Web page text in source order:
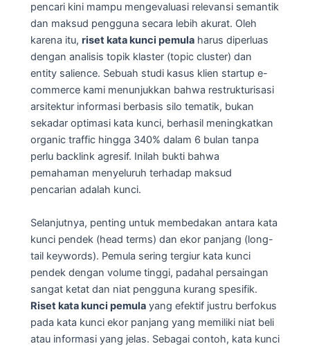
pencari kini mampu mengevaluasi relevansi semantik
dan maksud pengguna secara lebih akurat. Oleh
karena itu, riset kata kunci pemula harus diperluas
dengan analisis topik klaster (topic cluster) dan
entity salience. Sebuah studi kasus klien startup e-
commerce kami menunjukkan bahwa restrukturisasi
arsitektur informasi berbasis silo tematik, bukan
sekadar optimasi kata kunci, berhasil meningkatkan
organic traffic hingga 340% dalam 6 bulan tanpa
perlu backlink agresif. Inilah bukti bahwa
pemahaman menyeluruh terhadap maksud
pencarian adalah kunci.
Selanjutnya, penting untuk membedakan antara kata
kunci pendek (head terms) dan ekor panjang (long-
tail keywords). Pemula sering tergiur kata kunci
pendek dengan volume tinggi, padahal persaingan
sangat ketat dan niat pengguna kurang spesifik.
Riset kata kunci pemula yang efektif justru berfokus
pada kata kunci ekor panjang yang memiliki niat beli
atau informasi yang jelas. Sebagai contoh, kata kunci